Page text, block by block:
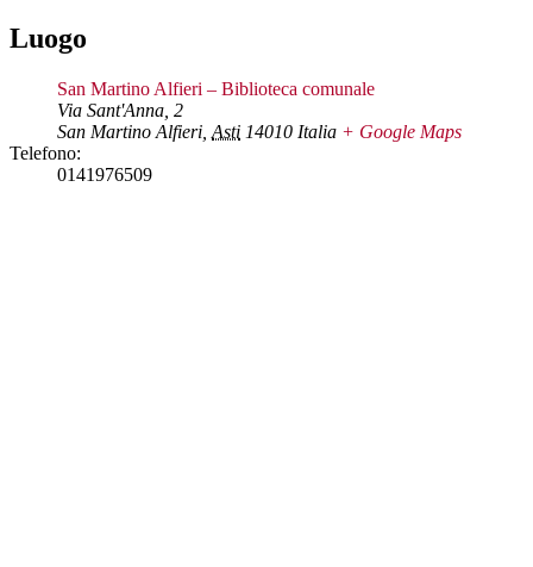
Luogo
San Martino Alfieri – Biblioteca comunale
Via Sant'Anna, 2
San Martino Alfieri Asti 14010 Italia + Google Maps
Telefono:
0141976509